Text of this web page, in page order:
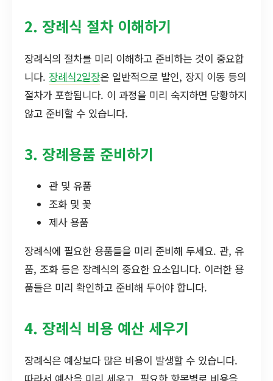
2. 장례식 절차 이해하기
장례식의 절차를 미리 이해하고 준비하는 것이 중요합
니다. 장례식2일장은 일반적으로 발인, 장지 이동 등의
절차가 포함됩니다. 이 과정을 미리 숙지하면 당황하지
않고 준비할 수 있습니다.
3. 장례용품 준비하기
관 및 유품
조화 및 꽃
제사 용품
장례식에 필요한 용품들을 미리 준비해 두세요. 관, 유
품, 조화 등은 장례식의 중요한 요소입니다. 이러한 용
품들은 미리 확인하고 준비해 두어야 합니다.
4. 장례식 비용 예산 세우기
장례식은 예상보다 많은 비용이 발생할 수 있습니다.